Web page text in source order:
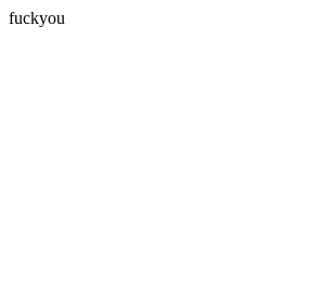
fuckyou